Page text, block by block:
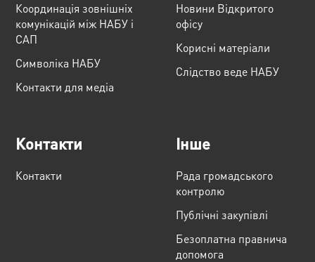
Координація зовнішніх
комунікацій між НАБУ і
САП
Cимволіка НАБУ
Контакти для медіа
Новини Відкритого
офісу
Корисні матеріали
Слідство веде НАБУ
Контакти
Контакти
Інше
Рада громадського
контролю
Публічні закупівлі
Безоплатна правнича
допомога